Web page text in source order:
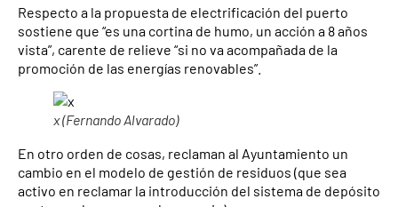
Respecto a la propuesta de electrificación del puerto
sostiene que “es una cortina de humo, un acción a 8 años
vista”, carente de relieve “si no va acompañada de la
promoción de las energías renovables”.
x (Fernando Alvarado)
En otro orden de cosas, reclaman al Ayuntamiento un
cambio en el modelo de gestión de residuos (que sea
activo en reclamar la introducción del sistema de depósito